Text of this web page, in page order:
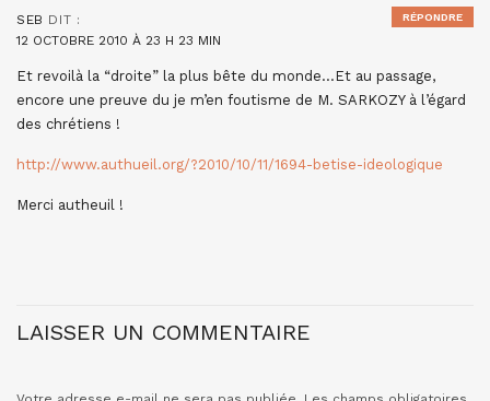
SEB DIT :
12 OCTOBRE 2010 À 23 H 23 MIN
Et revoilà la “droite” la plus bête du monde…Et au passage,
encore une preuve du je m’en foutisme de M. SARKOZY à l’égard
des chrétiens !
http://www.authueil.org/?2010/10/11/1694-betise-ideologique
Merci autheuil !
RÉPONDRE
LAISSER UN COMMENTAIRE